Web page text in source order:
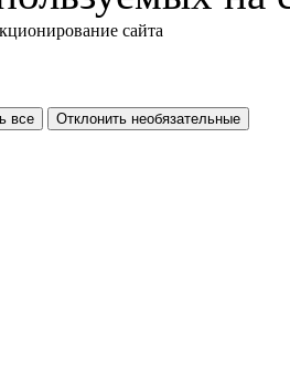
сайта
все Отклонить необязательные